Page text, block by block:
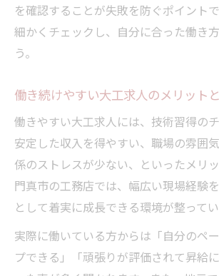
を確認することが失敗を防ぐポイント
細かくチェックし、自分に合った働き
う。
働き続けやすい大工求人のメリット
働きやすい大工求人には、技術習得のチ
安定した収入を得やすい、職場の雰囲
係のストレスが少ない、といったメリッ
門真市の工務店では、幅広い現場経験
として着実に成長できる環境が整ってい
実際に働いている方からは「自分のペ
プできる」「頑張りが評価されて昇給